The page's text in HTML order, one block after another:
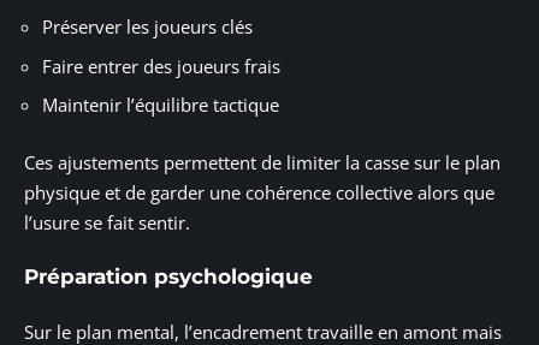
Préserver les joueurs clés
Faire entrer des joueurs frais
Maintenir l’équilibre tactique
Ces ajustements permettent de limiter la casse sur le plan
physique et de garder une cohérence collective alors que
l’usure se fait sentir.
Préparation psychologique
Sur le plan mental, l’encadrement travaille en amont mais